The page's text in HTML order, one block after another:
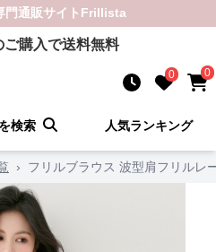
門通販サイト Frillista
ご購入で送料無料
0 0
検索 人気ランキング
› フリルブラウス 波型肩フリルレ